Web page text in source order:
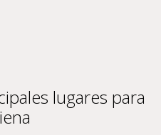
lugares para